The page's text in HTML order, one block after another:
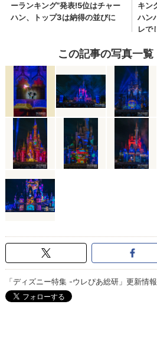
この記事の写真一覧
「ディズニー特集 -ウレぴあ総研」更新情